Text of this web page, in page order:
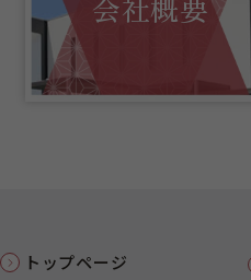
会社概要
トップページ